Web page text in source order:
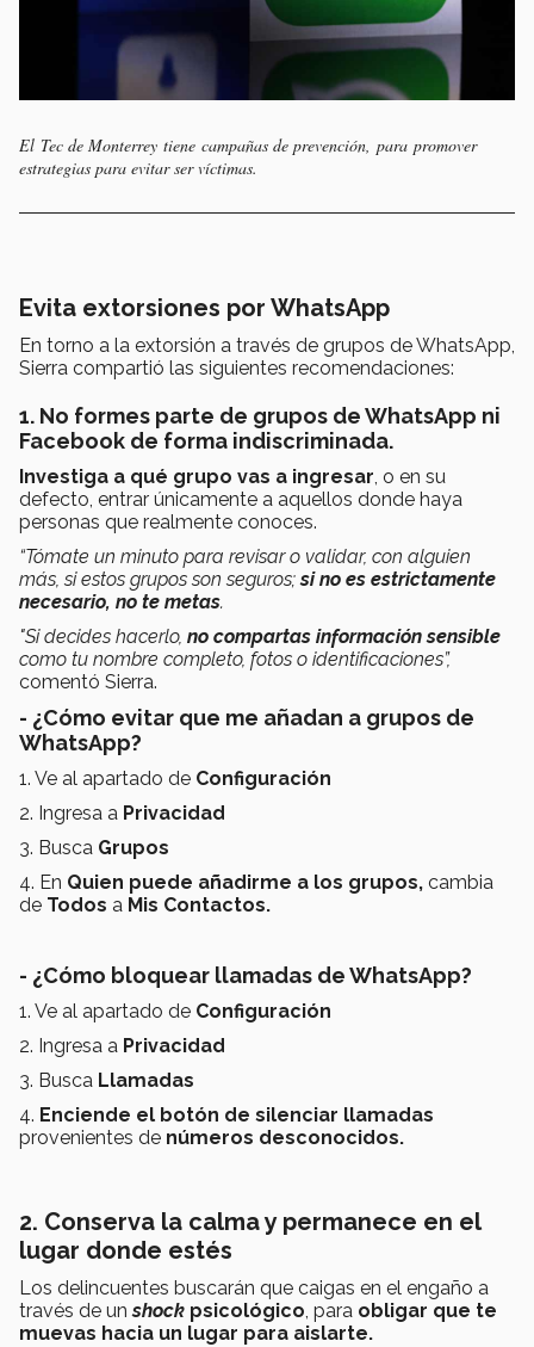
El Tec de Monterrey tiene campañas de prevención, para promover
estrategias para evitar ser víctimas.
Evita extorsiones por WhatsApp
En torno a la extorsión a través de grupos de WhatsApp,
Sierra compartió las siguientes recomendaciones:
1. No formes parte de grupos de WhatsApp ni
Facebook de forma indiscriminada.
Investiga a qué grupo vas a ingresar, o en su
defecto, entrar únicamente a aquellos donde haya
personas que realmente conoces.
“Tómate un minuto para revisar o validar, con alguien
más, si estos grupos son seguros;si no es estrictamente
necesario, no te metas.
"Si decides hacerlo, no compartas información sensible
como tu nombre completo, fotos o identificaciones”,
comentó Sierra.
- ¿Cómo evitar que me añadan a grupos de
WhatsApp?
1. Ve al apartado de Configuración
2. Ingresa a Privacidad
3. Busca Grupos
4. En Quien puede añadirme a los grupos, cambia
de Todos a Mis Contactos.
- ¿Cómo bloquear llamadas de WhatsApp?
1. Ve al apartado de Configuración
2. Ingresa a Privacidad
3. Busca Llamadas
4. Enciende el botón de silenciar llamadas
provenientes de números desconocidos.
2. Conserva la calma y permanece en el
lugar donde estés
Los delincuentes buscarán que caigas en el engaño a
través de un shock psicológico, para obligar que te
muevas hacia un lugar para aislarte.